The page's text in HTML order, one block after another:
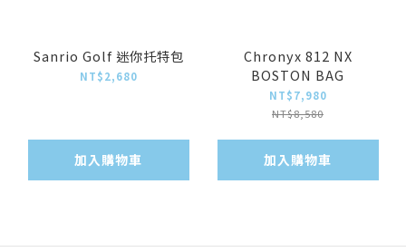
Sanrio Golf 迷你托特包
NT$2,680
加入購物車
Chronyx 812 NX
BOSTON BAG
NT$7,980
NT$8,580
加入購物車